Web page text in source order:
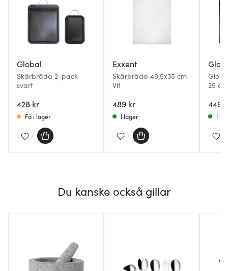
Global
Skärbräda 2-pack
svart
428 kr
Få i lager
Exxent
Skärbräda 49,5x35 cm
Vit
489 kr
I lager
25
449
I
Du kanske också gillar